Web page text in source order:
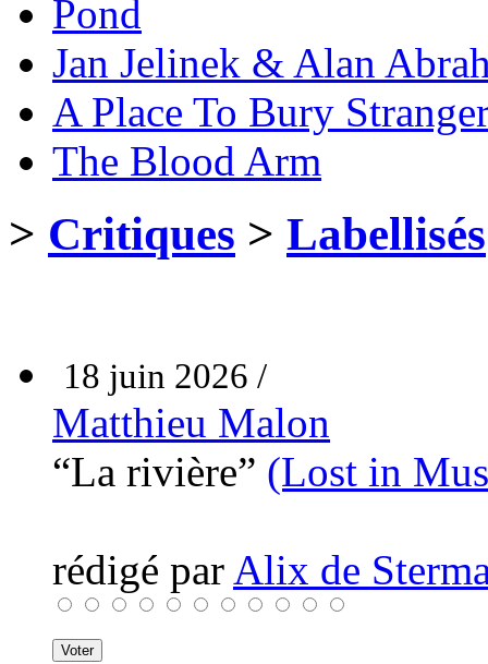
Pond
Jan Jelinek & Alan
A Place To Bury
The Blood Arm
> Critiques > Labellisés
18 juin 2026 /
Matthieu Malon
“La rivière” (Lost in
rédigé par Alix de